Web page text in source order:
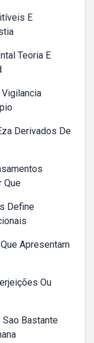
E
Teoria E
Vigilancia
Derivados De
Que
Define
Apresentam
Ou
Bastante